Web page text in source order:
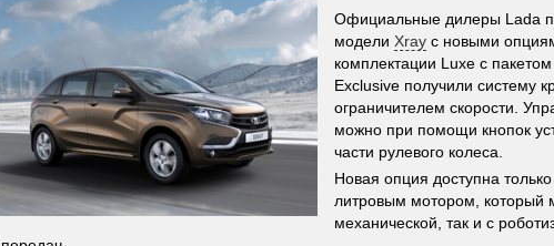
Официальные дилеры Lada
модели Xray с новыми
комплектации Luxe с
Exclusive получили систему
ограничителем скорости.
можно при помощи кнопок
части рулевого колеса.
Новая опция доступна
литровым мотором, который
механической, так и с